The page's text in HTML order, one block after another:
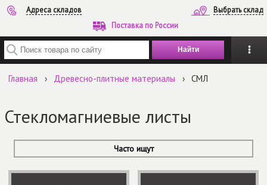
Адреса складов
Выбрать склад
Поставка по России
Введите ключевые слова для поиска
Главная › Древесно-плитные материалы › СМЛ
Стекломагниевые листы
Часто ищут